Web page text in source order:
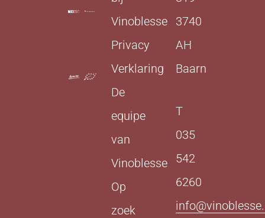
Vinoblesse
Privacy
Verklaring
De
equipe
van
Vinoblesse
Op
zoek
3740
AH
Baarn
T
035
542
6260